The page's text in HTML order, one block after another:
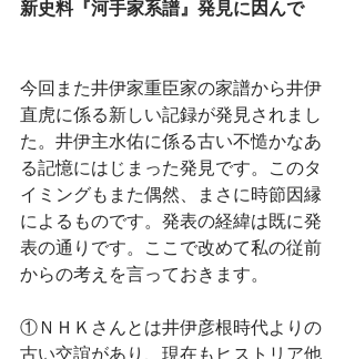
新史料『河手家系譜』発見に因んで
今回また井伊家重臣家の家譜から井伊
直虎に係る新しい記録が発見されまし
た。井伊主水佑に係る古い不慥かなあ
る記憶にはじまった発見です。このタ
イミングもまた偶然、まさに時節因縁
によるものです。発表の経緯は既に発
表の通りです。ここで改めて私の従前
からの考えを言っておきます。
①ＮＨＫさんとは井伊彦根時代よりの
古い交誼があり、現在もヒストリア他